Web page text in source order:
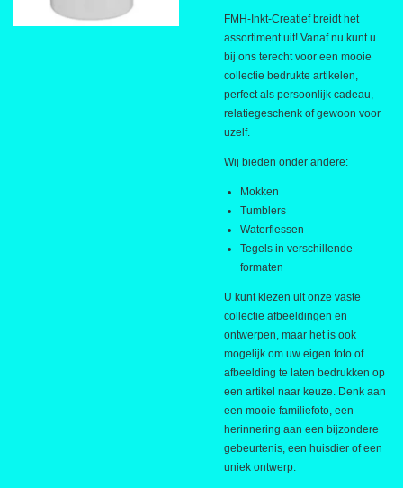
FMH-Inkt-Creatief breidt het
assortiment uit! Vanaf nu kunt u
bij ons terecht voor een mooie
collectie bedrukte artikelen,
perfect als persoonlijk cadeau,
relatiegeschenk of gewoon voor
uzelf.
Wij bieden onder andere:
Mokken
Tumblers
Waterflessen
Tegels in verschillende
formaten
U kunt kiezen uit onze vaste
collectie afbeeldingen en
ontwerpen, maar het is ook
mogelijk om uw eigen foto of
afbeelding te laten bedrukken op
een artikel naar keuze. Denk aan
een mooie familiefoto, een
herinnering aan een bijzondere
gebeurtenis, een huisdier of een
uniek ontwerp.